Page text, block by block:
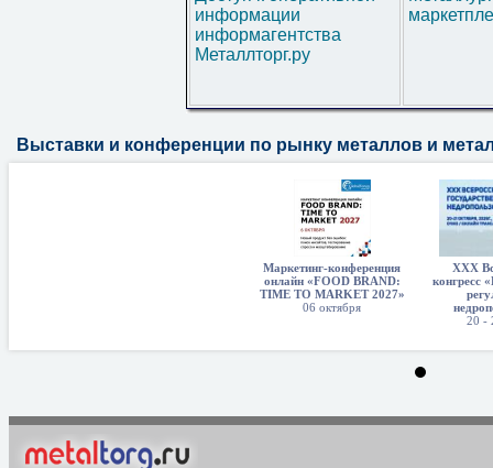
информации
информагентства
Металлторг.ру
Выставки и конференции по рынку металлов и
Маркетинг-конференция
онлайн «FOOD BRAND:
TIME TO MARKET 2027»
06 октября
XXX
конгресс
20 -